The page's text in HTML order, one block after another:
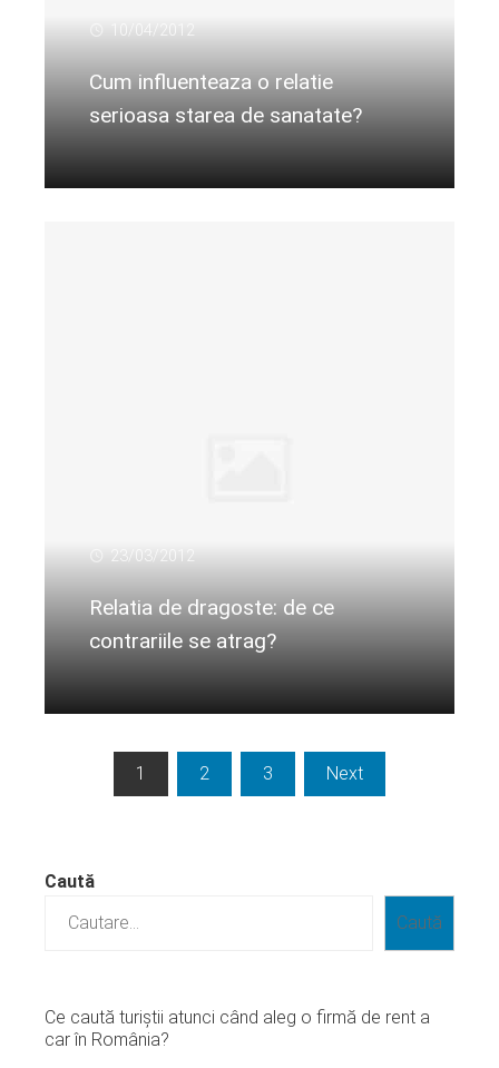
10/04/2012
Cum influenteaza o relatie
serioasa starea de sanatate?
23/03/2012
Relatia de dragoste: de ce
contrariile se atrag?
Paginație
1 2 3 Next
Caută
Caută
Ce caută turiștii atunci când aleg o firmă de rent a
car în România?